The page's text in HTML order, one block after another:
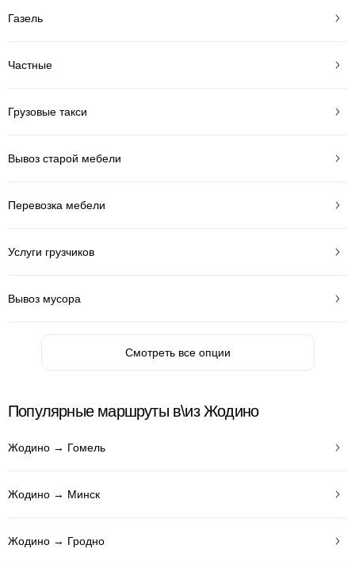
Газель
Частные
Грузовые такси
Вывоз старой мебели
Перевозка мебели
Услуги грузчиков
Вывоз мусора
Смотреть все опции
Популярные маршруты в\из Жодино
Жодино → Гомель
Жодино → Минск
Жодино → Гродно